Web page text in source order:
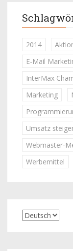
2014
E-Mail
InterMax
Marketing
Umsatz
Webmaster-
Werbemittel